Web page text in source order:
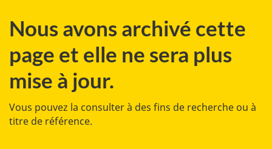
Nous avons archivé cette
page et elle ne sera plus
mise à jour.
Vous pouvez la consulter à des fins de recherche ou à
titre de référence.
au
principal
à
Au
»
à
version